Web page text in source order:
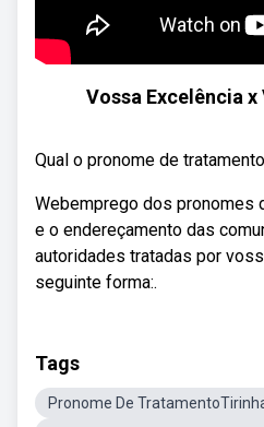
Vossa Excelência
Qual o pronome de
Webemprego dos pronomes
e o endereçamento das
autoridades tratadas por
seguinte forma:.
Tags
Pronome De